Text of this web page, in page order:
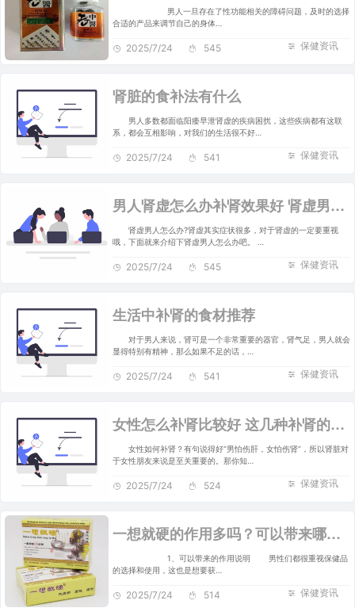
合适的产品来调节自己的身体…
保健资讯
2025/7/24 545
肾脏的食补法有什么
男人多数都面临阳痿早泄肾虚的疾病困扰，这些疾病都有这联
系，都会互相影响，对我们的生活很不好…
保健资讯
2025/7/24 541
男人肾虚怎么办补肾效果好 肾虚男人的3款水果餐
肾虚男人怎么办?肾虚其实症状很多，对于肾虚的一定要重视
保健资讯
2025/7/24 545
生活中补肾的食材推荐
对于男人来说，肾可是一个非常重要的器官，肾气足，男人就会
显得特别有精神，那么如果不足的话，…
保健资讯
2025/7/24 541
女性怎么补肾比较好 这几种补肾的方法效果好
女性如何补肾？有句说得好“男怕伤肝，女怕伤肾”，所以肾脏对
于女性朋友来说是至关重要的。那你知…
保健资讯
2025/7/24 524
一想就硬的作用多吗？可以带来哪些好处
的选择和使用，这也是想要获…
保健资讯
2025/7/24 514